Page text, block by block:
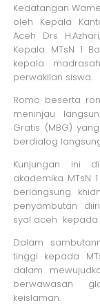
Kedatangan
oleh Kepala
Aceh Drs
Kepala MTsN 1
kepala
perwakilan siswa.
Romo beserta
meninjau
Gratis (MBG)
berdialog
Kunjungan ini
akademika MTsN
berlangsung
penyambutan
syal aceh kepada
Dalam
tinggi kepada
dalam
berwawasan
keislaman.